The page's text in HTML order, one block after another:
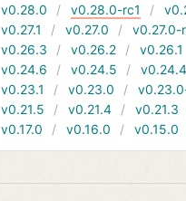
v0.28.0
v0.28.0-rc1
v0.27.1
v0.27.0 v0.27.0-
v0.26.3
v0.26.2 v0.26.1
v0.24.6
v0.24.5 v0.24.4
v0.23.1
v0.23.0
v0.21.5
v0.21.4 v0.21.3
v0.17.0
v0.16.0 v0.15.0